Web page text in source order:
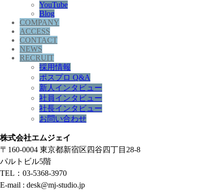
YouTube
Blog
COMPANY
ACCESS
CONTACT
NEWS
RECRUIT
採用情報
ポスプロ Q&A
新人インタビュー
社員インタビュー
社長インタビュー
お問い合わせ
株式会社エムジェイ
〒160-0004 東京都新宿区四谷四丁目28-8
パルトビル5階
TEL：03-5368-3970
E-mail : desk@mj-studio.jp